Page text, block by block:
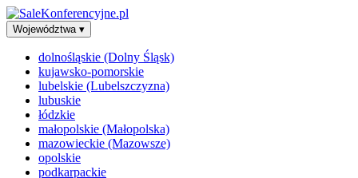
Województwa ▾
dolnośląskie (Dolny Śląsk)
kujawsko-pomorskie
lubelskie (Lubelszczyzna)
lubuskie
łódzkie
małopolskie (Małopolska)
mazowieckie (Mazowsze)
opolskie
podkarpackie